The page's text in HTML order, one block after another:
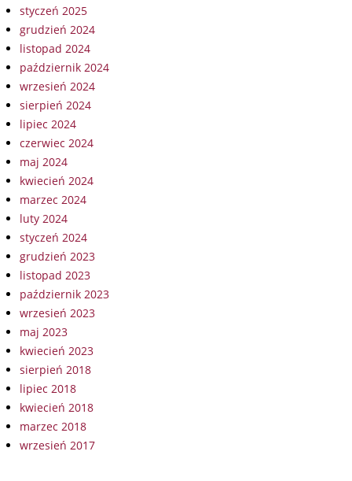
styczeń 2025
grudzień 2024
listopad 2024
październik 2024
wrzesień 2024
sierpień 2024
lipiec 2024
czerwiec 2024
maj 2024
kwiecień 2024
marzec 2024
luty 2024
styczeń 2024
grudzień 2023
listopad 2023
październik 2023
wrzesień 2023
maj 2023
kwiecień 2023
sierpień 2018
lipiec 2018
kwiecień 2018
marzec 2018
wrzesień 2017